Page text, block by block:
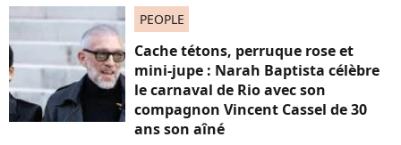
PEOPLE
Cache tétons, perruque rose et
mini-jupe : Narah Baptista célèbre
le carnaval de Rio avec son
compagnon Vincent Cassel de 30
ans son aîné